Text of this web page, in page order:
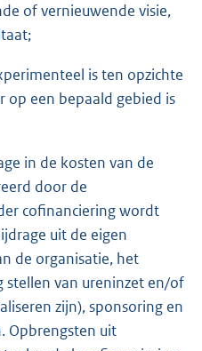
of vernieuwende visie,
is ten opzichte
op een bepaald gebied is
in de kosten van de
door de
cofinanciering wordt
uit de eigen
de organisatie, het
stellen van ureninzet en/of
zijn), sponsoring en
Opbrengsten uit